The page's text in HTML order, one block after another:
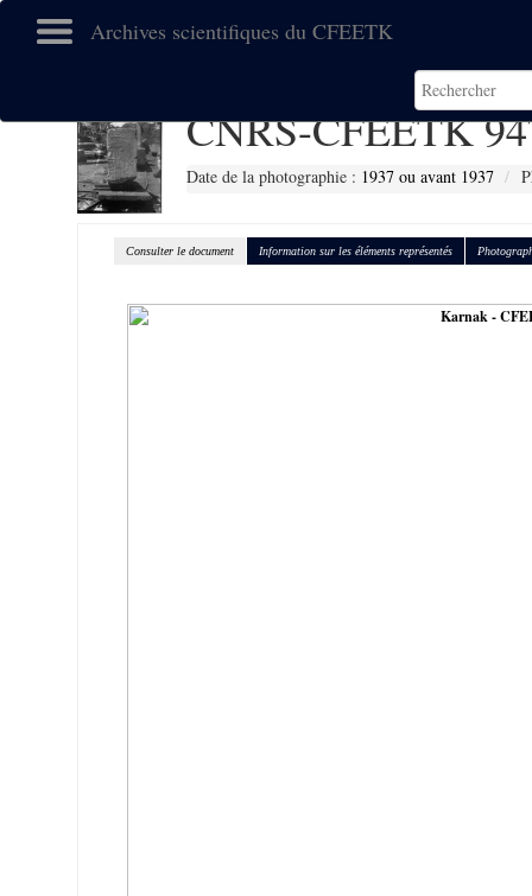
Archives scientifiques du CFEETK
CNRS-CFEETK
Date de la photographie : 1937 ou avant 1937
Consulter le document Information sur les éléments représentés